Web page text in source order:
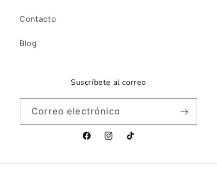
Contacto
Blog
Suscríbete al correo
Correo electrónico
FacebookInstagram
TikTok